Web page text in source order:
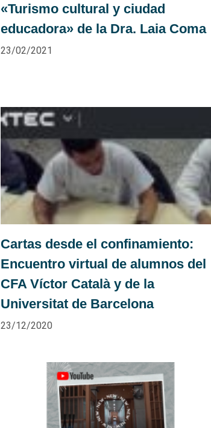
«Turismo cultural y ciudad
educadora» de la Dra. Laia Coma
23/02/2021
Cartas desde el confinamiento:
Encuentro virtual de alumnos del
CFA Víctor Català y de la
Universitat de Barcelona
23/12/2020